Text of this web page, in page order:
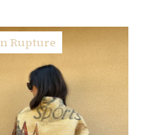
Rupture